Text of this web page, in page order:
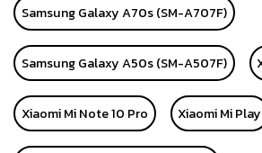
Samsung Galaxy A70s (SM-A707F)
Samsung Galaxy A50s (SM-A507F)
Xiaomi Mi Note 10 Pro Xiaomi Mi Play